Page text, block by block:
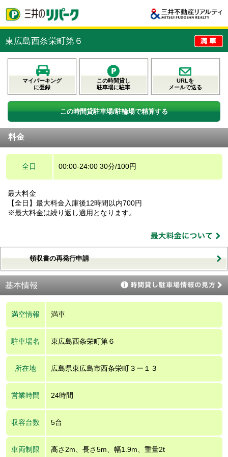
東広島西条栄町第６
マイパーキング
に登録
この時間貸し
駐車場に駐車
URLを
メールで送る
この時間貸駐車場/駐輪場で精算する
料金
全日 00:00-24:00 30分/100円
最大料金
【全日】最大料金入庫後12時間以内700円
※最大料金は繰り返し適用となります。
領収書の再発行申請
基本情報
満空情報 満車
駐車場名 東広島西条栄町第６
所在地 広島県東広島市西条栄町３ー１３
営業時間 24時間
収容台数 5台
車両制限 高さ2m、長さ5m、幅1.9m、重量2t